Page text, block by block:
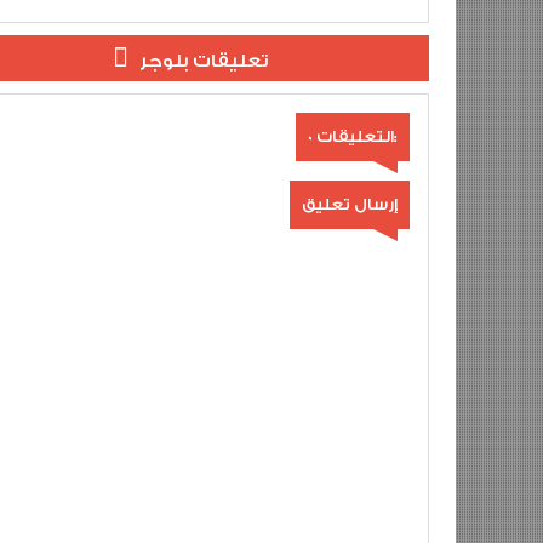
تعليقات بلوجر
0 التعليقات:
إرسال تعليق